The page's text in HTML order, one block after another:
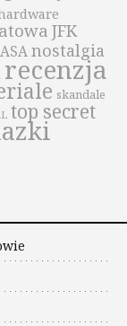
JFK
nostalgia
recenzja
skandale
top secret